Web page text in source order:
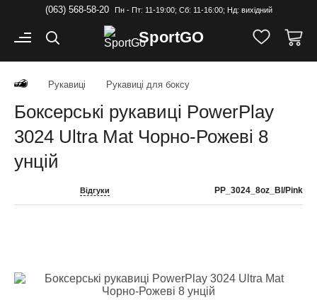
(063) 568-58-20 Пн - Пт: 11-19:00; Cб: 11-16:00; Нд: вихідний
SportGO
Рукавиці Рукавиці для боксу
Боксерські рукавиці PowerPlay
3024 Ultra Mat Чорно-Рожеві 8
унцій
Відгуки PP_3024_8oz_Bl/Pink